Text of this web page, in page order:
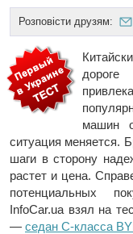
Розповісти друзям:
машин
ситуация меняется.
шаги в сторону
растет и цена.
потенциальных
InfoCar.ua взял на
— седан С-класса